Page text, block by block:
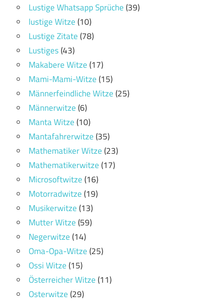
Lustige Whatsapp Sprüche(39)
lustige Witze(10)
Lustige Zitate(78)
Lustiges(43)
Makabere Witze(17)
Mami-Mami-Witze(15)
Männerfeindliche Witze(25)
Männerwitze(6)
Manta Witze(10)
Mantafahrerwitze(35)
Mathematiker Witze(23)
Mathematikerwitze(17)
Microsoftwitze(16)
Motorradwitze(19)
Musikerwitze(13)
Mutter Witze(59)
Negerwitze(14)
Oma-Opa-Witze(25)
Ossi Witze(15)
Österreicher Witze(11)
Osterwitze(29)